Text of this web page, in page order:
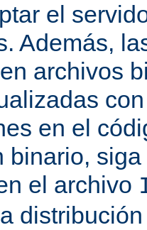
el
Además,
archivos
en el
binario,
el archivo
distribución